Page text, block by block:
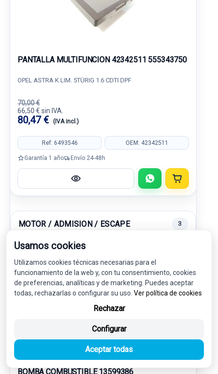
PANTALLA MULTIFUNCION 42342511 555343750
OPEL ASTRA K LIM. 5TÜRIG 1.6 CDTI DPF
70,00 €
66,50 € sin IVA.
80,47 € (IVA incl.)
Ref: 6493546 OEM: 42342511
Garantía 1 año Envío 24-48h
MOTOR / ADMISION / ESCAPE 3
-5% USADO NOVEDAD
BOMBA COMBUSTIBLE 13599386
Usamos cookies
Utilizamos cookies técnicas necesarias para el
funcionamiento de la web y, con tu consentimiento, cookies
de preferencias, analíticas y de marketing. Puedes aceptar
todas, rechazarlas o configurar su uso. Ver política de cookies
Rechazar
Configurar
Aceptar todas